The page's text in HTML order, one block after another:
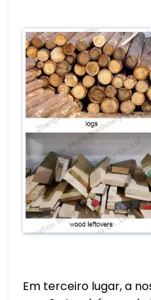
Em terceiro lugar, a